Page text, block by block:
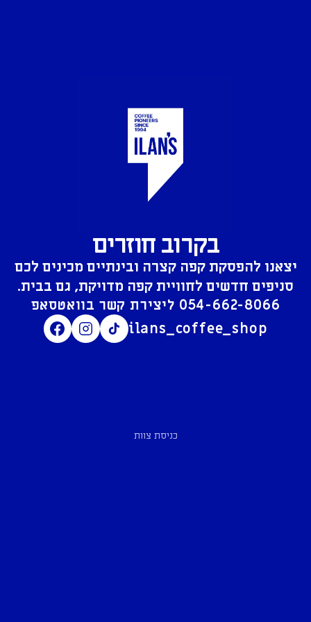
בקרוב חוזרים
יצאנו להפסקת קפה קצרה ובינתיים מכינים לכם
סניפים חדשים לחוויית קפה מדויקת, גם בבית.
054-662-8066
ilans_coffee_shop
כניסת צוות